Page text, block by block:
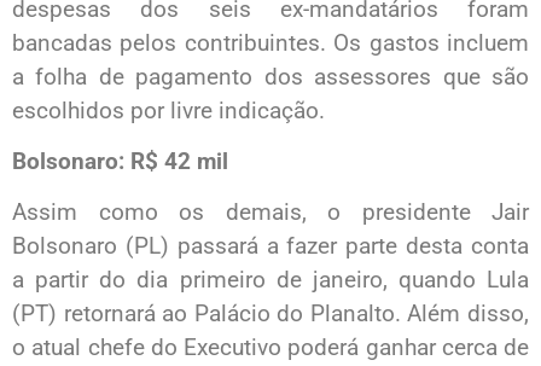
despesas dos seis ex-mandatários foram
bancadas pelos contribuintes. Os gastos incluem
a folha de pagamento dos assessores que são
escolhidos por livre indicação.
Bolsonaro: R$ 42 mil
Assim como os demais, o presidente Jair
Bolsonaro (PL) passará a fazer parte desta conta
a partir do dia primeiro de janeiro, quando Lula
(PT) retornará ao Palácio do Planalto. Além disso,
o atual chefe do Executivo poderá ganhar cerca de